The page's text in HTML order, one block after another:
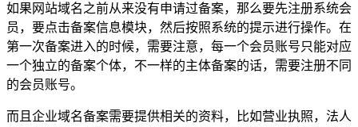
如果网站域名之前从来没有申请过备案，那么要先注册系统会
员，要点击备案信息模块，然后按照系统的提示进行操作。在
第一次备案进入的时候，需要注意，每一个会员账号只能对应
一个独立的备案个体，不一样的主体备案的话，需要注册不同
的会员账号。
而且企业域名备案需要提供相关的资料，比如营业执照，法人